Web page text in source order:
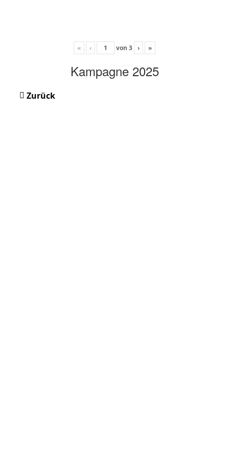
« ‹ von 3 › »
Kampagne 2025
Zurück